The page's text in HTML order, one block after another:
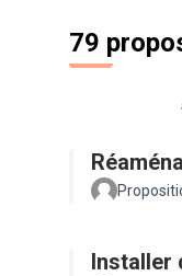
79
Installer